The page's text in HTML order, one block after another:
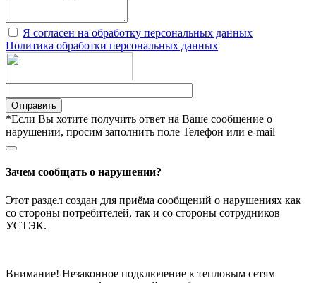
Я согласен на обработку персональных данных
Политика обработки персональных данных
Отправить
*Если Вы хотите получить ответ на Ваше сообщение о
нарушении, просим заполнить поле Телефон или e-mail
Зачем сообщать о нарушении?
Этот раздел создан для приёма сообщений о нарушениях как
со стороны потребителей, так и со стороны сотрудников
УСТЭК.
Внимание! Незаконное подключение к тепловым сетям